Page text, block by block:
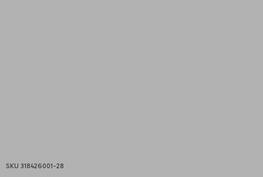
318426001-28